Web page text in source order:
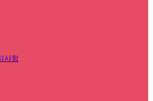
사항